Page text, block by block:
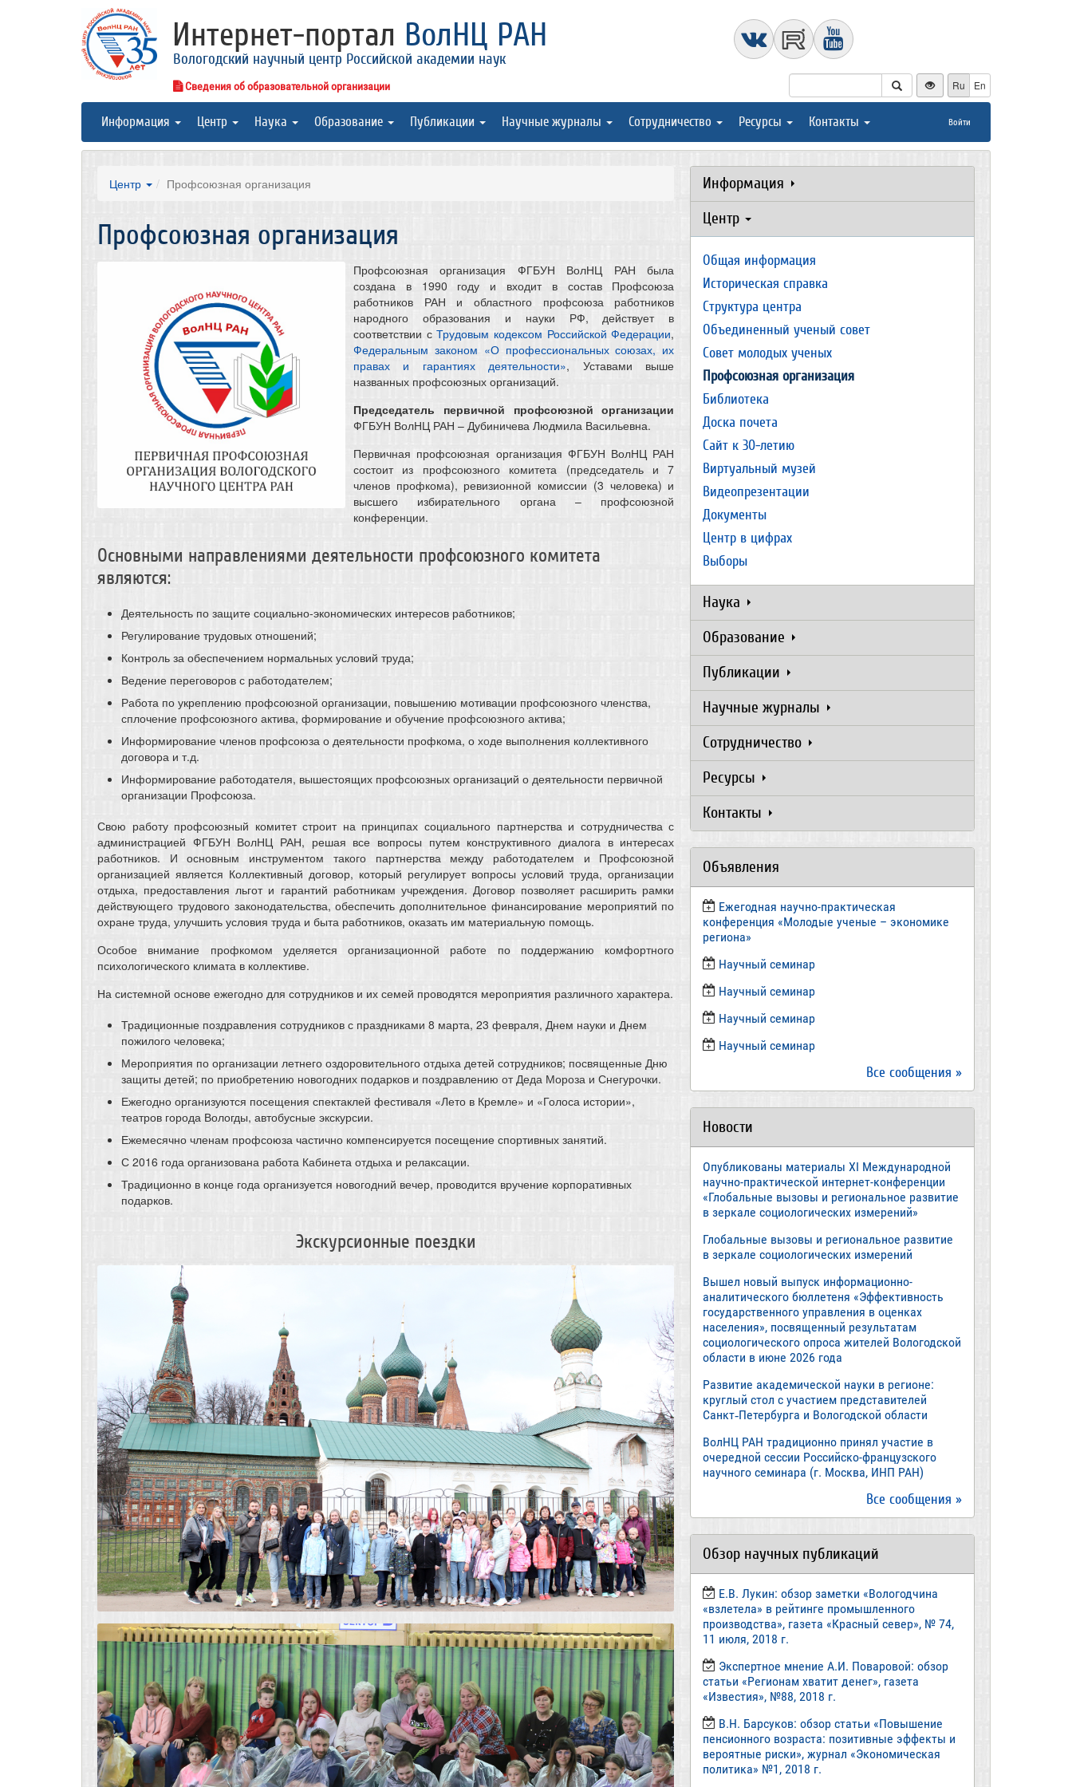
Интернет-портал ВолНЦ РАН
Вологодский научный центр Российской академии наук
Сведения об образовательной организации Ru En
Информация Центр Наука Образование Публикации Научные журналы Сотрудничество Ресурсы Контакты Войти
Центр Профсоюзная организация
Профсоюзная организация
Профсоюзная организация ФГБУН ВолНЦ РАН была
создана в 1990 году и входит в состав Профсоюза
работников РАН и областного профсоюза работников
народного образования и науки РФ, действует в
соответствии сТрудовым кодексом Российской Федерации,
Федеральным законом «О профессиональных союзах, их
правах и гарантиях деятельности», Уставами выше
названных профсоюзных организаций.
Председатель первичной профсоюзной организации
ФГБУН ВолНЦ РАН – Дубиничева Людмила Васильевна.
Первичная профсоюзная организация ФГБУН ВолНЦ РАН
состоит из профсоюзного комитета (председатель и 7
членов профкома), ревизионной комиссии (3 человека) и
высшего избирательного органа – профсоюзной
конференции.
Основными направлениями деятельности профсоюзного комитета
являются:
Деятельность по защите социально-экономических интересов работников;
Регулирование трудовых отношений;
Контроль за обеспечением нормальных условий труда;
Ведение переговоров с работодателем;
Работа по укреплению профсоюзной организации, повышению мотивации профсоюзного членства,
сплочение профсоюзного актива, формирование и обучение профсоюзного актива;
Информирование членов профсоюза о деятельности профкома, о ходе выполнения коллективного
договора и т.д.
Информирование работодателя, вышестоящих профсоюзных организаций о деятельности первичной
организации Профсоюза.
Свою работу профсоюзный комитет строит на принципах социального партнерства и сотрудничества с
администрацией ФГБУН ВолНЦ РАН, решая все вопросы путем конструктивного диалога в интересах
работников. И основным инструментом такого партнерства между работодателем и Профсоюзной
организацией является Коллективный договор, который регулирует вопросы условий труда, организации
отдыха, предоставления льгот и гарантий работникам учреждения. Договор позволяет расширить рамки
действующего трудового законодательства, обеспечить дополнительное финансирование мероприятий по
охране труда, улучшить условия труда и быта работников, оказать им материальную помощь.
Особое внимание профкомом уделяется организационной работе по поддержанию комфортного
психологического климата в коллективе.
На системной основе ежегодно для сотрудников и их семей проводятся мероприятия различного характера.
Традиционные поздравления сотрудников с праздниками 8 марта, 23 февраля, Днем науки и Днем
пожилого человека;
Мероприятия по организации летнего оздоровительного отдыха детей сотрудников; посвященные Дню
защиты детей; по приобретению новогодних подарков и поздравлению от Деда Мороза и Снегурочки.
Ежегодно организуются посещения спектаклей фестиваля «Лето в Кремле» и «Голоса истории»,
театров города Вологды, автобусные экскурсии.
Ежемесячно членам профсоюза частично компенсируется посещение спортивных занятий.
С 2016 года организована работа Кабинета отдыха и релаксации.
Традиционно в конце года организуется новогодний вечер, проводится вручение корпоративных
подарков.
Экскурсионные поездки
Информация
Центр
Общая информация
Историческая справка
Структура центра
Объединенный ученый совет
Совет молодых ученых
Профсоюзная организация
Библиотека
Доска почета
Сайт к 30-летию
Виртуальный музей
Видеопрезентации
Документы
Центр в цифрах
Выборы
Наука
Образование
Публикации
Научные журналы
Сотрудничество
Ресурсы
Контакты
Объявления
Ежегодная научно-практическая
конференция «Молодые ученые – экономике
региона»
​Научный семинар
​Научный семинар
Научный семинар
​Научный семинар
Все сообщения »
Новости
Опубликованы материалы XI Международной
научно-практической интернет-конференции
«Глобальные вызовы и региональное развитие
в зеркале социологических измерений»
Глобальные вызовы и региональное развитие
в зеркале социологических измерений
Вышел новый выпуск информационно-
аналитического бюллетеня «Эффективность
государственного управления в оценках
населения», посвященный результатам
социологического опроса жителей Вологодской
области в июне 2026 года
Развитие академической науки в регионе:
круглый стол с участием представителей
Санкт‑Петербурга и Вологодской области
ВолНЦ РАН традиционно принял участие в
очередной сессии Российско-французского
научного семинара (г. Москва, ИНП РАН)
Все сообщения »
Обзор научных публикаций
Е.В. Лукин: обзор заметки «Вологодчина
«взлетела» в рейтинге промышленного
производства», газета «Красный север», № 74,
11 июля, 2018 г.
Экспертное мнение А.И. Поваровой: обзор
статьи «Регионам хватит денег», газета
«Известия», №88, 2018 г.
В.Н. Барсуков: обзор статьи «Повышение
пенсионного возраста: позитивные эффекты и
вероятные риски», журнал «Экономическая
политика» №1, 2018 г.